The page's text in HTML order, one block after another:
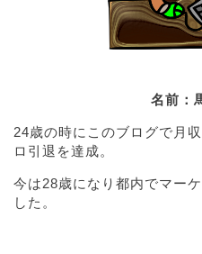
名前：
24歳の時にこのブログで月
ロ引退を達成。
今は28歳になり都内でマー
した。